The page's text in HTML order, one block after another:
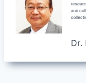
and
Dr.